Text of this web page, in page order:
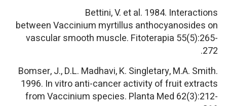
Bettini, V. et al. 1984. Interactions
betweenVaccinium myrtillus anthocyanosides on
vascular smooth muscle. Fitoterapia 55(5):265-
272.
Bomser, J., D.L. Madhavi, K. Singletary, M.A. Smith.
1996. In vitroanti-cancer activity of fruit extracts
fromVaccinium species. Planta Med 62(3):212-